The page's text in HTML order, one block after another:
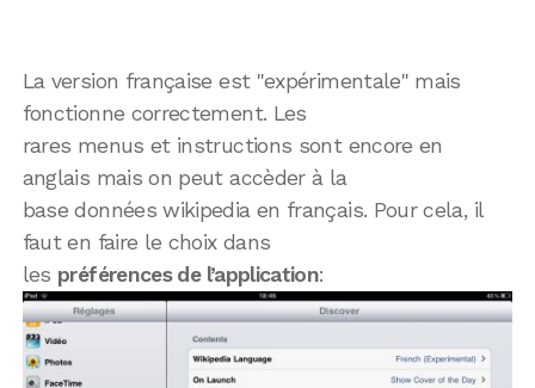
La version française est "expérimentale" mais
fonctionne correctement. Les
rares menus et instructions sont encore en
anglais mais on peut accèder à la
base données wikipedia en français. Pour cela, il
faut en faire le choix dans
les préférences de l’application: